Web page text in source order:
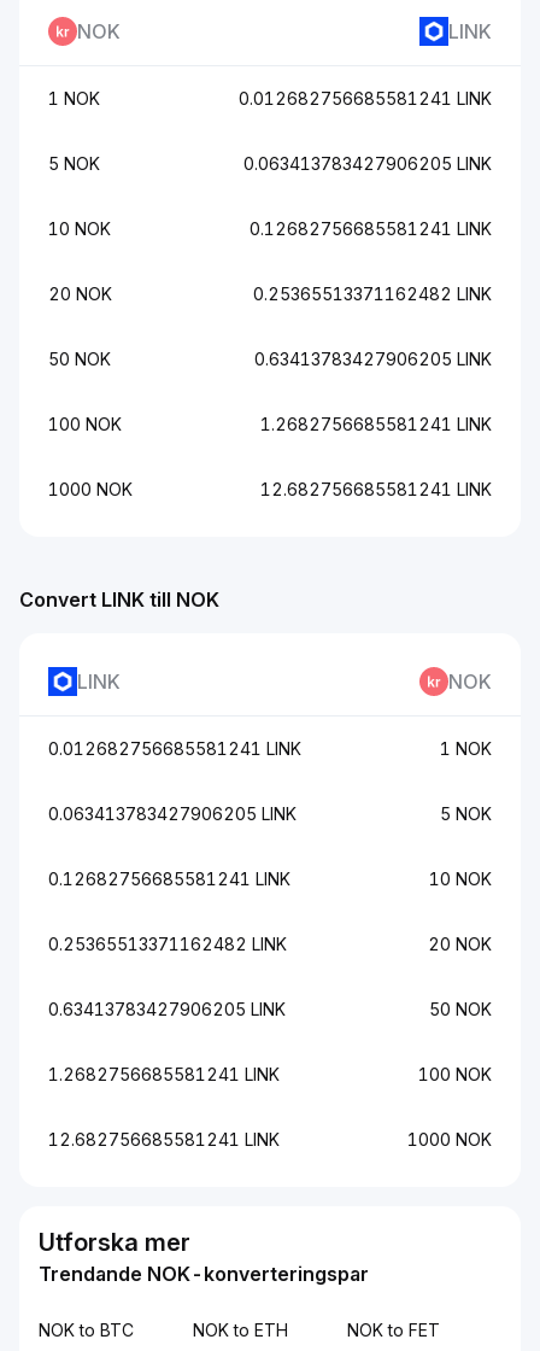
Convert LINK till NOK
LINK NOK
0.012682756685581241 LINK 1 NOK
0.063413783427906205 LINK 5 NOK
0.12682756685581241 LINK 10 NOK
0.25365513371162482 LINK 20 NOK
0.63413783427906205 LINK 50 NOK
1.2682756685581241 LINK 100 NOK
12.682756685581241 LINK 1000 NOK
NOK LINK
1 NOK 0.012682756685581241 LINK
5 NOK 0.063413783427906205 LINK
10 NOK 0.12682756685581241 LINK
20 NOK 0.25365513371162482 LINK
50 NOK 0.63413783427906205 LINK
100 NOK 1.2682756685581241 LINK
1000 NOK 12.682756685581241 LINK
Utforska mer
Trendande NOK-konverteringspar
NOK to BTC NOK to ETH NOK to FET